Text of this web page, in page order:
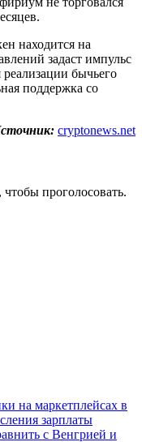
находится на
задаст импульс
бычьего
поддержка со
cryptonews.net
чтобы проголосовать.
на маркетплейсах в
зарплаты
с Венгрией и